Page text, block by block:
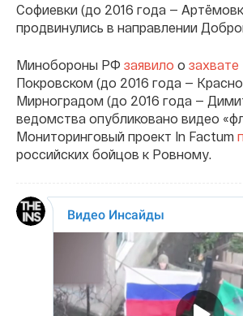
Софиевки (до 2016 года —
продвинулись в направлении
Минобороны РФ заявило о захвате
Покровском (до 2016 года —
Мирноградом (до 2016 года —
ведомства опубликовано видео
Мониторинговый проект In Factum
российских бойцов к Ровному.